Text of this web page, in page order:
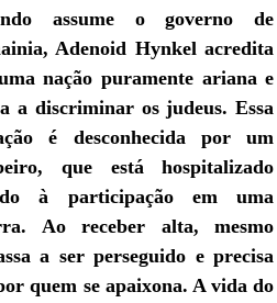
assume o governo de
Adenoid Hynkel acredita
nação puramente ariana e
a discriminar os judeus. Essa
é desconhecida por um
que está hospitalizado
à participação em uma
Ao receber alta, mesmo
a ser perseguido e precisa
quem se apaixona. A vida do